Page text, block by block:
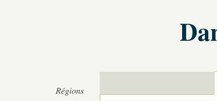
Régions